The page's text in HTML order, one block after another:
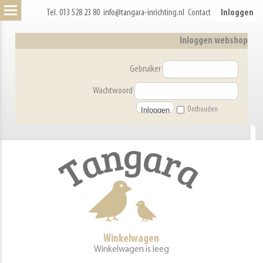
Tel. 013 528 23 80 info@tangara-inrichting.nl Contact Inloggen
Inloggen webshop
Gebruiker
Wachtwoord
Onthouden
Winkelwagen
Winkelwagen is leeg